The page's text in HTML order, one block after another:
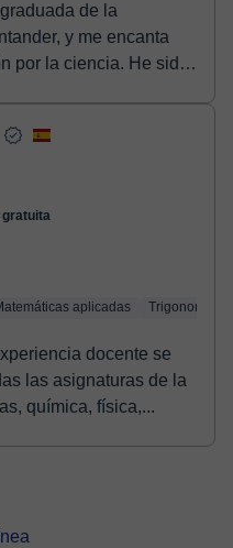
de la
y me encanta
por la ciencia. He sido
gratuita
aplicadas Trigonometría
docente se
las asignaturas de la
química, física,...